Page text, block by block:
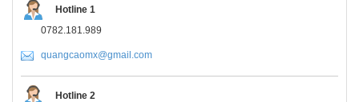
Hotline 1
0782.181.989
quangcaomx@gmail.com
Hotline 2